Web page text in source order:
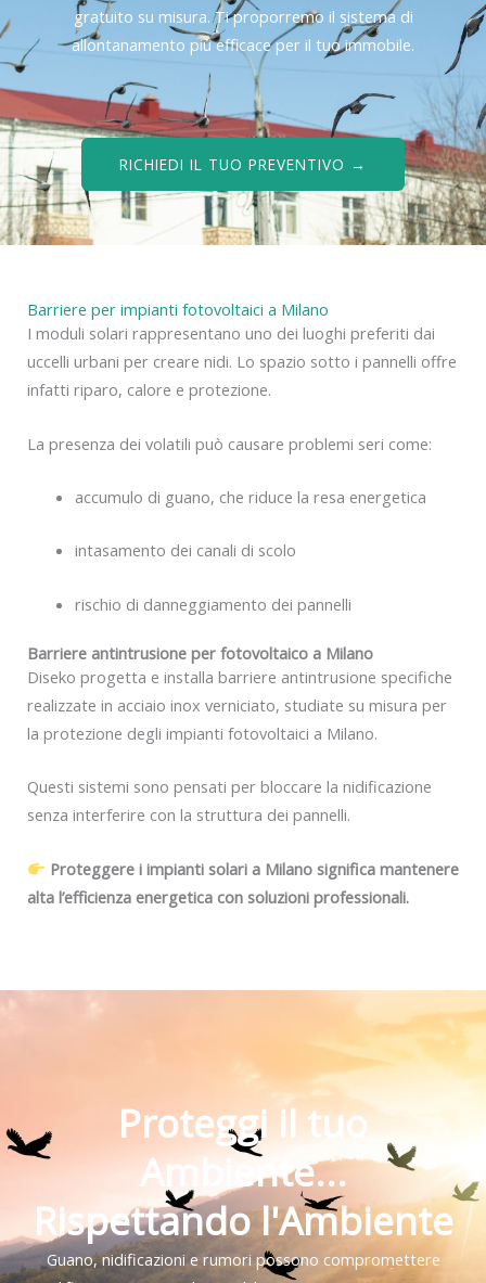
gratuito su misura. Ti proporremo il sistema di
allontanamento più efficace per il tuo immobile.
RICHIEDI IL TUO PREVENTIVO →
Barriere per impianti fotovoltaici a Milano
I moduli solari rappresentano uno dei luoghi preferiti dai
uccelli urbani per creare nidi. Lo spazio sotto i pannelli offre
infatti riparo, calore e protezione.
La presenza dei volatili può causare problemi seri come:
accumulo di guano, che riduce la resa energetica
intasamento dei canali di scolo
rischio di danneggiamento dei pannelli
Barriere antintrusione per fotovoltaico a Milano
Diseko progetta e installa barriere antintrusione specifiche
realizzate in acciaio inox verniciato, studiate su misura per
la protezione degli impianti fotovoltaici a Milano.
Questi sistemi sono pensati per bloccare la nidificazione
senza interferire con la struttura dei pannelli.
Proteggere i impianti solari a Milano significa mantenere
alta l’efficienza energetica con soluzioni professionali.
Proteggi il tuo
Ambiente...
Rispettando l'Ambiente
Guano, nidificazioni e rumori possono compromettere